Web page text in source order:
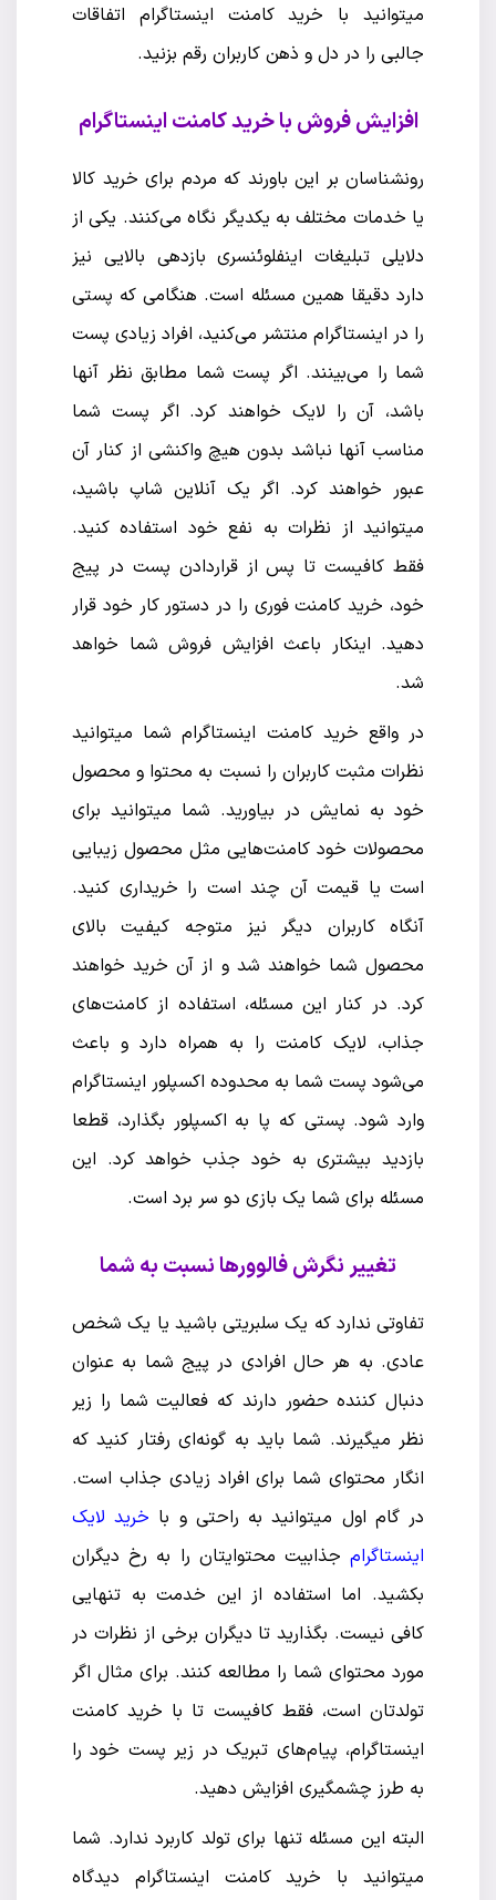
میتوانید با خرید کامنت اینستاگرام اتفاقات
جالبی را در دل و ذهن کاربران رقم بزنید.
افزایش فروش با خرید کامنت اینستاگرام
رونشناسان بر این باورند که مردم برای خرید کالا
یا خدمات مختلف به یکدیگر نگاه می‌کنند. یکی از
دلایلی تبلیغات اینفلوئنسری بازدهی بالایی نیز
دارد دقیقا همین مسئله است. هنگامی که پستی
را در اینستاگرام منتشر می‌کنید، افراد زیادی پست
شما را می‌بینند. اگر پست شما مطابق نظر آنها
باشد، آن را لایک خواهند کرد. اگر پست شما
مناسب آنها نباشد بدون هیچ واکنشی از کنار آن
عبور خواهند کرد. اگر یک آنلاین شاپ باشید،
میتوانید از نظرات به نفع خود استفاده کنید.
فقط کافیست تا پس از قراردادن پست در پیج
خود، خرید کامنت فوری را در دستور کار خود قرار
دهید. اینکار باعث افزایش فروش شما خواهد
شد.
در واقع خرید کامنت اینستاگرام شما میتوانید
نظرات مثبت کاربران را نسبت به محتوا و محصول
خود به نمایش در بیاورید. شما میتوانید برای
محصولات خود کامنت‌هایی مثل محصول زیبایی
است یا قیمت آن چند است را خریداری کنید.
آنگاه کاربران دیگر نیز متوجه کیفیت بالای
محصول شما خواهند شد و از آن خرید خواهند
کرد. در کنار این مسئله، استفاده از کامنت‌های
جذاب، لایک کامنت را به همراه دارد و باعث
می‌شود پست شما به محدوده اکسپلور اینستاگرام
وارد شود. پستی که پا به اکسپلور بگذارد، قطعا
بازدید بیشتری به خود جذب خواهد کرد. این
مسئله برای شما یک بازی دو سر برد است.
تغییر نگرش فالوورها نسبت به شما
تفاوتی ندارد که یک سلبریتی باشید یا یک شخص
عادی. به هر حال افرادی در پیج شما به عنوان
دنبال کننده حضور دارند که فعالیت شما را زیر
نظر میگیرند. شما باید به گونه‌ای رفتار کنید که
انگار محتوای شما برای افراد زیادی جذاب است.
در گام اول میتوانید به راحتی و با خرید لایک
اینستاگرام جذابیت محتوایتان را به رخ دیگران
بکشید. اما استفاده از این خدمت به تنهایی
کافی نیست. بگذارید تا دیگران برخی از نظرات در
مورد محتوای شما را مطالعه کنند. برای مثال اگر
تولدتان است، فقط کافیست تا با خرید کامنت
اینستاگرام، پیام‌های تبریک در زیر پست خود را
به طرز چشمگیری افزایش دهید.
البته این مسئله تنها برای تولد کاربرد ندارد. شما
میتوانید با خرید کامنت اینستاگرام دیدگاه